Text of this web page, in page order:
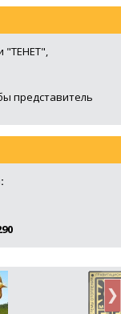
"ТЕНЕТ",
представитель